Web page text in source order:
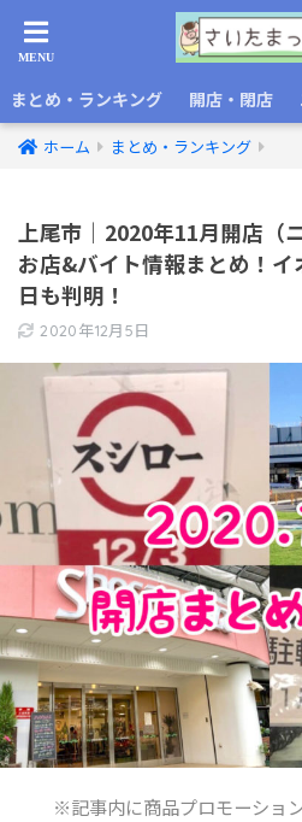
まとめ・ランキング 開店・閉店
ホーム まとめ・ランキング
上尾市｜2020年11月開店（
お店&バイト情報まとめ！
日も判明！
2020年12月5日
※記事内に商品プロモーショ